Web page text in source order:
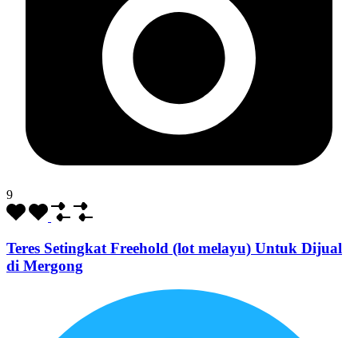
9
Teres Setingkat Freehold (lot melayu) Untuk Dijual
di Mergong